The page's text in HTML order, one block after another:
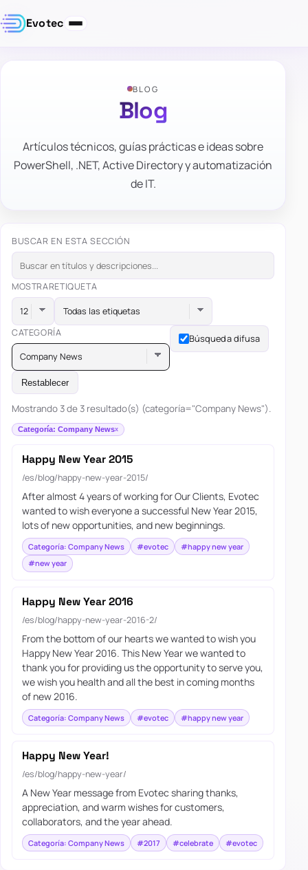
Evotec
BLOG
Blog
Artículos técnicos, guías prácticas e ideas sobre
PowerShell, .NET, Active Directory y automatización
de IT.
BUSCAR EN ESTA SECCIÓN
MOSTRARETIQUETA
Todas las etiquetas
CATEGORÍA
Company News
Búsqueda difusa
Restablecer
Mostrando 3 de 3 resultado(s) (categoría="Company News").
Categoría: Company News
Happy New Year 2015
/es/blog/happy-new-year-2015/
After almost 4 years of working for Our Clients, Evotec
wanted to wish everyone a successful New Year 2015,
lots of new opportunities, and new beginnings.
Categoría: Company News #evotec
#happy new year
#new year
Happy New Year 2016
/es/blog/happy-new-year-2016-2/
From the bottom of our hearts we wanted to wish you
Happy New Year 2016. This New Year we wanted to
thank you for providing us the opportunity to serve you,
we wish you health and all the best in coming months
of new 2016.
Categoría: Company News #evotec #happy new year
Happy New Year!
/es/blog/happy-new-year/
A New Year message from Evotec sharing thanks,
appreciation, and warm wishes for customers,
collaborators, and the year ahead.
Categoría: Company News #2017 #celebrate #evotec